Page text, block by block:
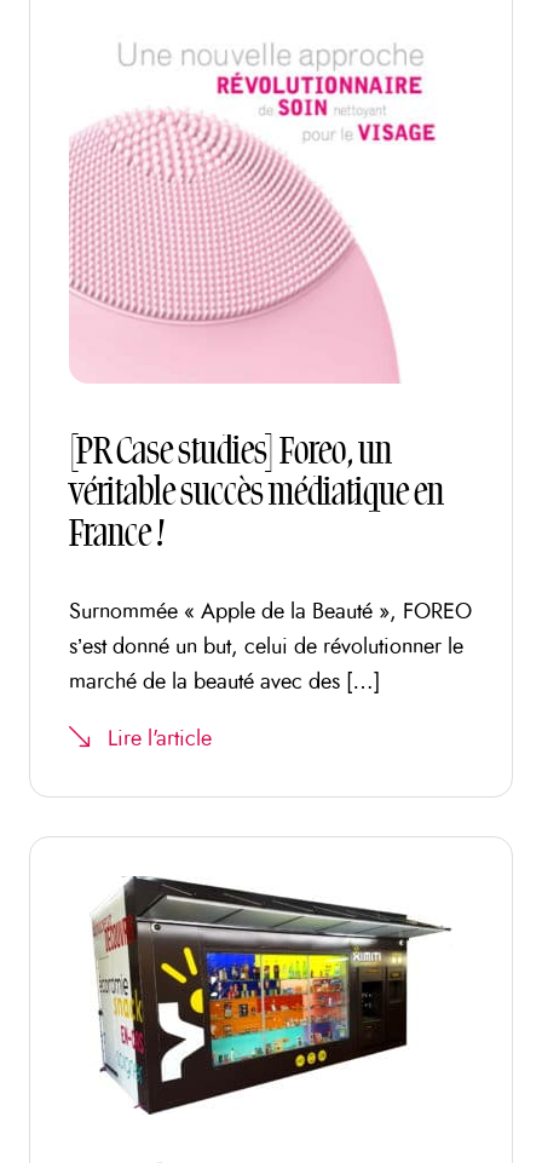
[PR Case studies] Foreo, un
véritable succès médiatique en
France !
Surnommée « Apple de la Beauté », FOREO
s’est donné un but, celui de révolutionner le
marché de la beauté avec des […]
Lire l'article